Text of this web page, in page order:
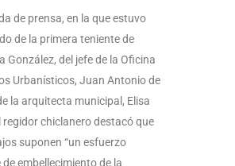
de prensa, en la que estuvo
de la primera teniente de
González, del jefe de la Oficina
Urbanísticos, Juan Antonio de
la arquitecta municipal, Elisa
regidor chiclanero destacó que
suponen “un esfuerzo
embellecimiento de la